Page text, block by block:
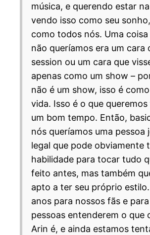
música, e querendo estar
vendo isso como seu
como todos nós. Uma
não queríamos era um cara
session ou um cara que
apenas como um show –
não é um show, isso é
vida. Isso é o que
um bom tempo. Então,
nós queríamos uma pessoa
legal que pode obviamente
habilidade para tocar tudo
feito antes, mas também
apto a ter seu próprio
anos para nossos fãs e
pessoas entenderem o que
Arin é, e ainda estamos